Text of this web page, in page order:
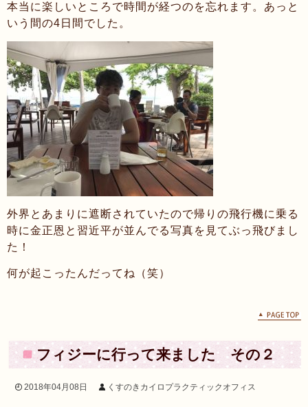
本当に楽しいところで時間が経つのを忘れます。あっと
いう間の4日間でした。
外界とあまりに遮断されていたので帰りの飛行機に乗る
時に金正恩と習近平が並んでる写真を見てぶっ飛びまし
た！
何が起こったんだってね（笑）
フィジーに行って来ました その２
2018年04月08日 くすのきカイロプラクティックオフィス次の投稿へ >>